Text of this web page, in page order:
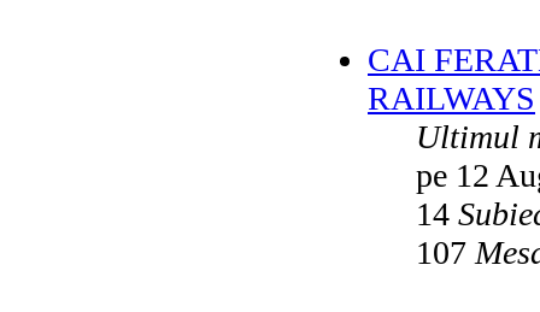
CAI
RAILWAYS
Ultimul
pe 12
14
107